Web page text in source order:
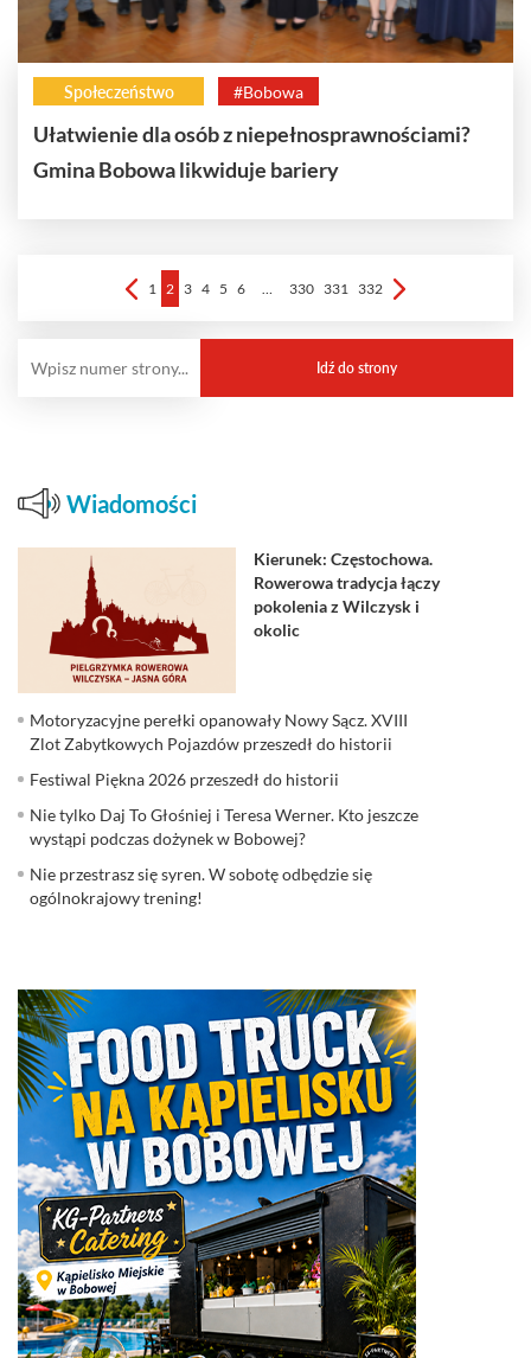
Społeczeństwo #Bobowa
Ułatwienie dla osób z niepełnosprawnościami?
Gmina Bobowa likwiduje bariery
1 2 3 4 5 6 … 330 331 332
Wiadomości
Kierunek: Częstochowa.
Rowerowa tradycja łączy
pokolenia z Wilczysk i
okolic
Motoryzacyjne perełki opanowały Nowy Sącz. XVIII
Zlot Zabytkowych Pojazdów przeszedł do historii
Festiwal Piękna 2026 przeszedł do historii
Nie tylko Daj To Głośniej i Teresa Werner. Kto jeszcze
wystąpi podczas dożynek w Bobowej?
Nie przestrasz się syren. W sobotę odbędzie się
ogólnokrajowy trening!